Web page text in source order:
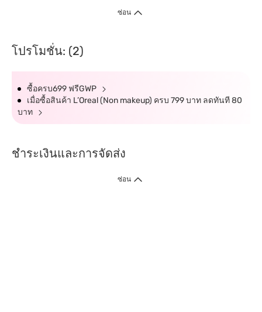
ซ่อน
โปรโมชั่น: (2)
ซื้อครบ699 ฟรีGWP
เมื่อซื้อสินค้า L’Oreal (Non makeup) ครบ 799 บาท ลดทันที 80
บาท
ชำระเงินและการจัดส่ง
ซ่อน